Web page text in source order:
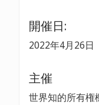
開催日:
2022年4月26日
主催
世界知的所有権